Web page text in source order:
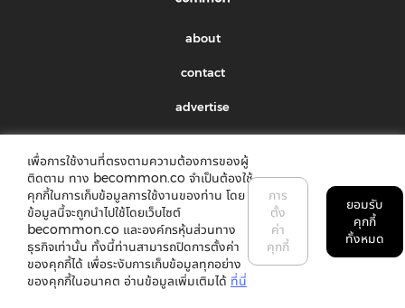
about
contact
advertise
Subscribe to our newsletter:
submit
เพื่อการใช้งานที่ตรงตามความต้องการของผู้
ติดตาม ทาง becommon.co จำเป็นต้องใช้
คุกกี้ในการเก็บข้อมูลการใช้งานของท่าน โดย
ข้อมูลนี้จะถูกนำไปใช้โดยเว็บไซต์
becommon.co และองค์กรหุ้นส่วนทาง
ธุรกิจเท่านั้น ทั้งนี้ท่านสามารถปิดการตั้งค่า
ของคุกกี้ได้ เพื่อระงับการเก็บข้อมูลทุกอย่าง
ของคุกกี้ในอนาคต อ่านข้อมูลเพิ่มเติมได้ ที่นี่
การ
ตั้ง
ค่า
คุกกี้
ยอมรับ
คุกกี้
ทั้งหมด